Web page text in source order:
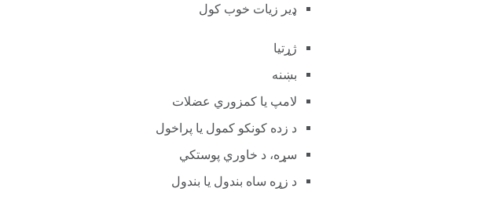
ډیر زیات خوب کول
ژړتیا
بښنه
لامپ یا کمزوري عضلات
د زده کونکو کمول یا پراخول
سړه، د خاوري پوستکي
د زړه ساه بندول یا بندول